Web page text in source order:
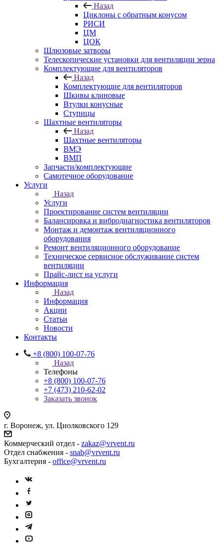
Назад
Циклоны с обратным конусом
РИСИ
ЦМ
ЦОК
Шлюзовые затворы
Телескопические установки для вентиляции зерна
Комплектующие для вентиляторов
Назад
Комплектующие для вентиляторов
Шкивы клиновые
Втулки конусные
Ступицы
Шахтные вентиляторы
Назад
Шахтные вентиляторы
ВМЭ
ВМП
Запчасти/комплектующие
Самотечное оборудование
Услуги
Назад
Услуги
Проектирование систем вентиляции
Балансировка и вибродиагностика вентиляторов
Монтаж и демонтаж вентиляционного
оборудования
Ремонт вентиляционного оборудование
Техническое сервисное обслуживание систем
вентиляции
Прайс-лист на услуги
Информация
Назад
Информация
Акции
Статьи
Новости
Контакты
+8 (800) 100-07-76
Назад
Телефоны
+8 (800) 100-07-76
+7 (473) 210-62-02
Заказать звонок
г. Воронеж, ул. Циолковского 129
Коммерческий отдел - zakaz@vrvent.ru
Отдел снабжения - snab@vrvent.ru
Бухгалтерия - office@vrvent.ru